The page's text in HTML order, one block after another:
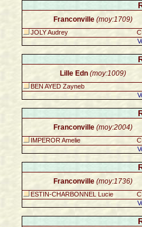
Franconville (moy:1709)
JOLY Audrey
Lille Edn (moy:1009)
BEN AYED Zayneb
Franconville (moy:2004)
IMPEROR Amelie
Franconville (moy:1736)
ESTIN-CHARBONNEL Lucie